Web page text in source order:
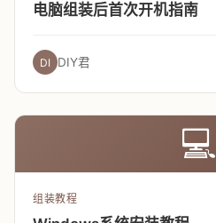
电脑组装后首次开机指南
DI DIY君
💻
组装教程